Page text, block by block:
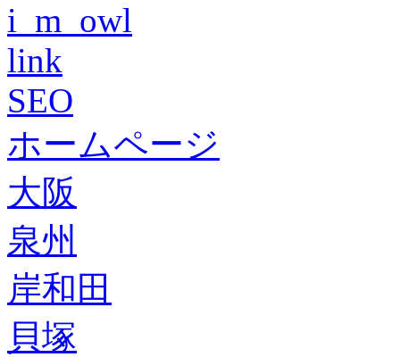
i_m_owl
link
SEO
ホームページ
大阪
泉州
岸和田
貝塚